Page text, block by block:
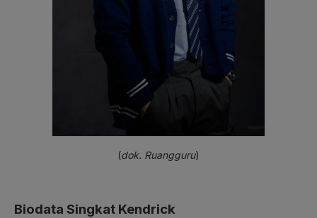
(dok. Ruangguru)
Biodata Singkat Kendrick